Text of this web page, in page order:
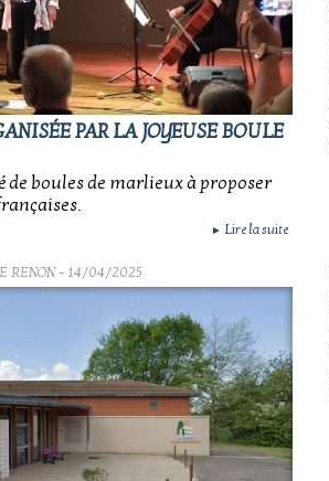
PAR LA JOYEUSE BOULE
de boules de marlieux à proposer
► Lire la suite
RENON- 14/04/2025